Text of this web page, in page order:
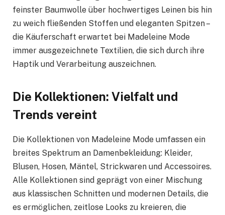
feinster Baumwolle über hochwertiges Leinen bis hin
zu weich fließenden Stoffen und eleganten Spitzen –
die Käuferschaft erwartet bei Madeleine Mode
immer ausgezeichnete Textilien, die sich durch ihre
Haptik und Verarbeitung auszeichnen.
Die Kollektionen: Vielfalt und
Trends vereint
Die Kollektionen von Madeleine Mode umfassen ein
breites Spektrum an Damenbekleidung: Kleider,
Blusen, Hosen, Mäntel, Strickwaren und Accessoires.
Alle Kollektionen sind geprägt von einer Mischung
aus klassischen Schnitten und modernen Details, die
es ermöglichen, zeitlose Looks zu kreieren, die